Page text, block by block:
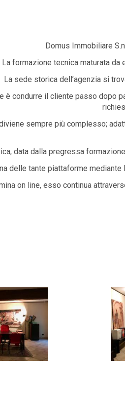
Domus Immobiliare
La formazione tecnica maturata
La sede storica dell’agenzia si
è condurre il cliente passo dopo
sempre più complesso;
data dalla pregressa
delle tante piattaforme
on line, esso continua